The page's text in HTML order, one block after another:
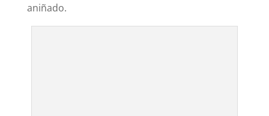
aniñado.